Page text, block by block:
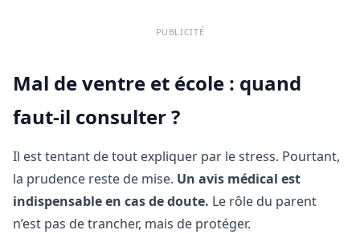
PUBLICITÉ
Mal de ventre et école : quand
faut-il consulter ?
Il est tentant de tout expliquer par le stress. Pourtant,
la prudence reste de mise. Un avis médical est
indispensable en cas de doute. Le rôle du parent
n’est pas de trancher, mais de protéger.